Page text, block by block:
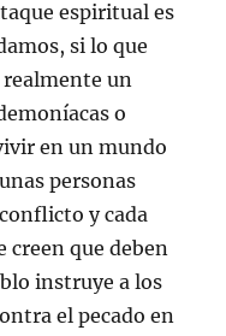
espiritual es
si lo que
un
o
en un mundo
personas
y cada
creen que deben
instruye a los
el pecado en